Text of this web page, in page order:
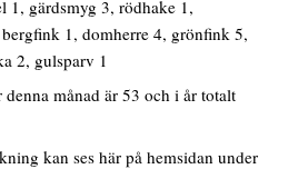
1, gärdsmyg 3, rödhake 1,
1, domherre 4, grönfink 5,
2, gulsparv 1
månad är 53 och i år totalt
kan ses här på hemsidan under